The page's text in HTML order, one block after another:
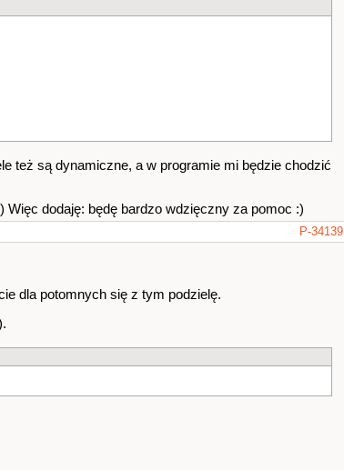
też są dynamiczne, a w programie mi będzie chodzić
dodaję: będę bardzo wdzięczny za pomoc :)
P-34139
dla potomnych się z tym podzielę.